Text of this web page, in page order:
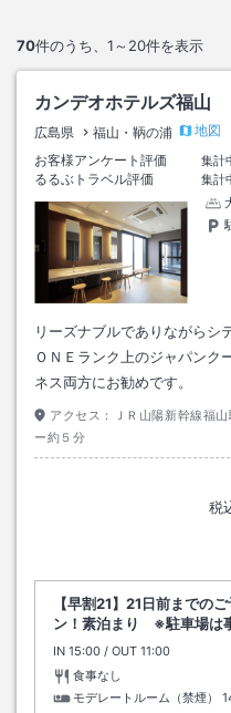
70件のうち、 1～20件を表示
カンデオホテルズ福山
広島県 福山・鞆の浦
地図
お客様アンケート評価
集計
るるぶトラベル評価
集計
リーズナブルでありながらシ
ＯＮＥランク上のジャパンク
ネス両方にお勧めです。
アクセス：
ＪＲ山陽新幹線福
ー約５分
税
【早割21】21日前までの
ン！素泊まり ※駐車場は
IN チェックイン
15:00 / OUT チェックアウト
11:00
食事なし
モデレートルーム（禁煙）